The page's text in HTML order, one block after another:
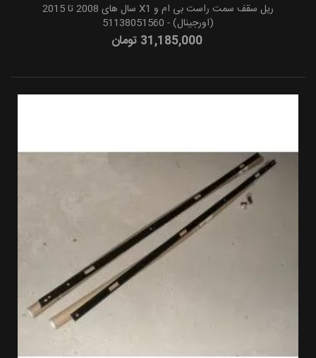
ریل سقف سمت راست بی ام و X1 سال های 2008 تا 2015
(اورجینال) - 51138051560
31,185,000 تومان